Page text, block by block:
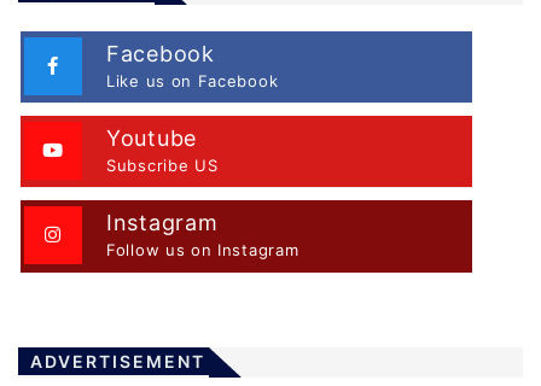
Facebook
Like us on Facebook
Youtube
Subscribe US
Instagram
Follow us on Instagram
ADVERTISEMENT